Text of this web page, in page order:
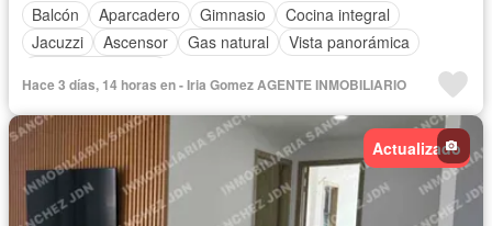
Balcón
Aparcadero Gimnasio
Cocina integral
Jacuzzi
Ascensor Gas natural
Vista panorámica
Hace 3 días, 14 horas en - Iria Gomez AGENTE INMOBILIARIO
Actualizado